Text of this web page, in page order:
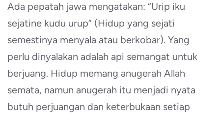
Ada pepatah jawa mengatakan: “Urip iku
sejatine kudu urup” (Hidup yang sejati
semestinya menyala atau berkobar). Yang
perlu dinyalakan adalah api semangat untuk
berjuang. Hidup memang anugerah Allah
semata, namun anugerah itu menjadi nyata
butuh perjuangan dan keterbukaan setiap